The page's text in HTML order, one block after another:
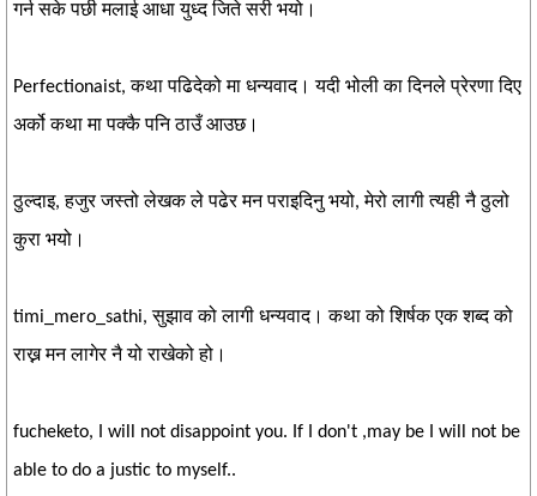
गर्न सके पछी मलाई आधा युध्द जिते सरी भयो।
Perfectionaist, कथा पढिदेको मा धन्यवाद। यदी भोली का दिनले प्रेरणा दिए
अर्को कथा मा पक्कै पनि ठाउँ आउछ।
ठुल्दाइ, हजुर जस्तो लेखक ले पढेर मन पराइदिनु भयो, मेरो लागी त्यही नै ठुलो
कुरा भयो।
timi_mero_sathi, सुझाव को लागी धन्यवाद। कथा को शिर्षक एक शब्द को
राख्न मन लागेर नै यो राखेको हो।
fucheketo, I will not disappoint you. If I don't ,may be I will not be
able to do a justic to myself..